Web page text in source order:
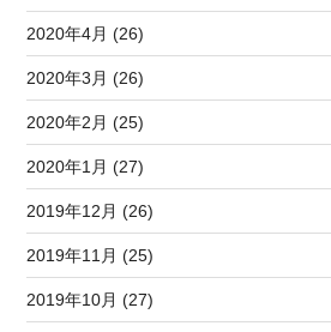
2020年4月 (26)
2020年3月 (26)
2020年2月 (25)
2020年1月 (27)
2019年12月 (26)
2019年11月 (25)
2019年10月 (27)